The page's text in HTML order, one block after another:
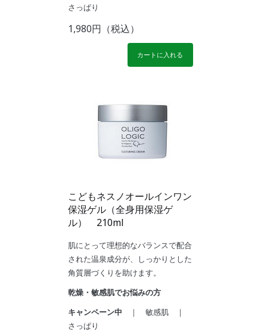
さっぱり
1,980円（税込）
カートに入れる
こどもネスノオールインワン
保湿ゲル（全身用保湿ゲ
ル） 210ml
肌にとって理想的なバランスで配合
された温泉成分が、しっかりとした
角質層づくりを助けます。
乾燥・敏感肌でお悩みの方
キャンペーン中 ｜ 敏感肌 ｜
さっぱり